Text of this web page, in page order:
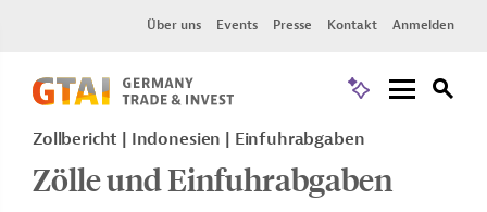
Über uns Events Presse Kontakt Anmelden
Zollbericht Indonesien Einfuhrabgaben
Zölle und Einfuhrabgaben